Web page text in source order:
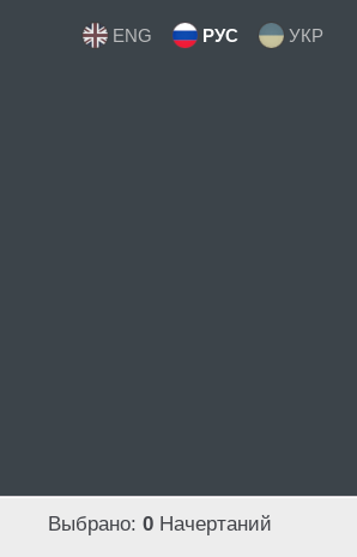
Выбрано: 0 Начертаний
ENG РУС УКР